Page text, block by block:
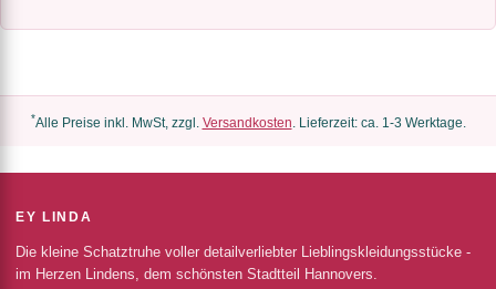
*Alle Preise inkl. MwSt, zzgl. Versandkosten. Lieferzeit: ca. 1-3 Werktage.
EY LINDA
Die kleine Schatztruhe voller detailverliebter Lieblingskleidungsstücke -
im Herzen Lindens, dem schönsten Stadtteil Hannovers.